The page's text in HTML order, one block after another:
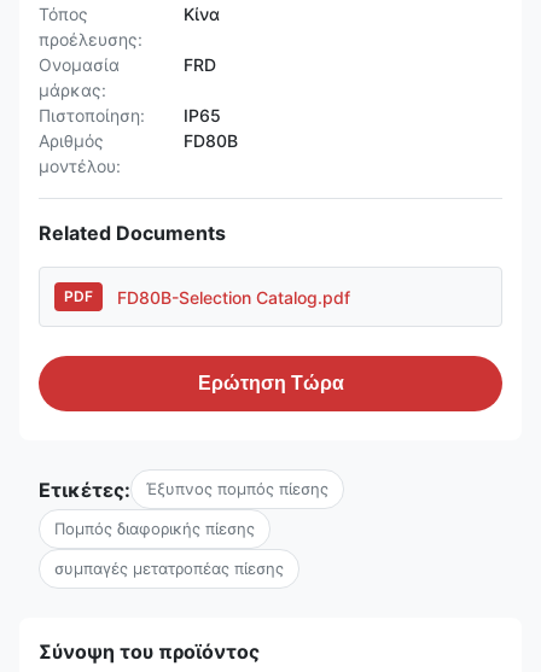
Τόπος
προέλευσης:
Κίνα
Ονομασία
μάρκας:
FRD
Πιστοποίηση:
IP65
Αριθμός
μοντέλου:
FD80B
Related Documents
PDF FD80B-Selection Catalog.pdf
Ερώτηση Τώρα
Ετικέτες: Έξυπνος πομπός πίεσης
Πομπός διαφορικής πίεσης
συμπαγές μετατροπέας πίεσης
Σύνοψη του προϊόντος